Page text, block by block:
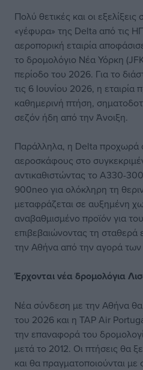
Πολύ θετικές και οι
«γέφυρα» της Delta από τις
αεροπορική εταιρία
το δρομολόγιο Νέα Υόρκη
περίοδο του 2026. Για το
τις 6 Ιουνίου 2026, η εταιρία
καθημερινή πτήση,
σεζόν ήδη από την Άνοιξη.
Παράλληλα, η Delta προχωρά
αεροσκάφους στο
αντικαθιστώντας το A330-
900neo για ολόκληρη τη
μεταφράζεται σε αυξημένη
αναβαθμισμένο προϊόν για
επιβεβαιώνοντας τη σταθερά
την Αθήνα από την αγορά
Έρχονται νέα δρομολόγια
Νέα σύνδεση με την Αθήνα θα
του 2026 και η TAP Air
την επαναφορά του
μετά το 2012. Οι πτήσεις θα
και θα πραγματοποιούνται